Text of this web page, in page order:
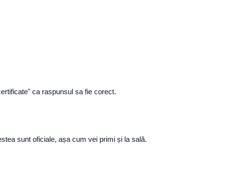
ca raspunsul sa fie corect.
sunt oficiale, așa cum vei primi și la sală.